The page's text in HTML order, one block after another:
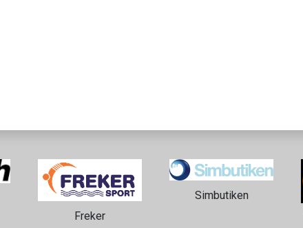
Freker
Simbutiken